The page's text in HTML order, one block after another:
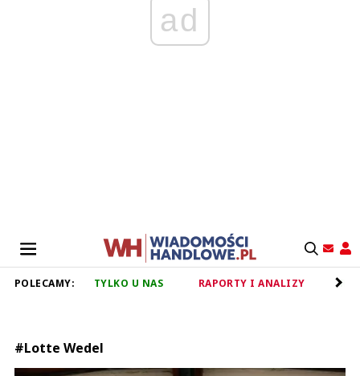
ad
POLECAMY: TYLKO U NAS RAPORTY I ANALIZY
#Lotte Wedel